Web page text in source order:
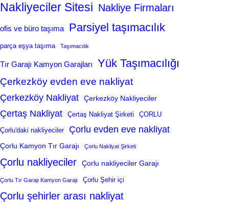
Nakliyeciler Sitesi Nakliye Firmaları
ofis ve büro taşıma Parsiyel taşımacılık
parça eşya taşıma Taşımacılık
Tır Garajı Kamyon Garajları Yük Taşımacılığı
Çerkezköy evden eve nakliyat
Çerkezköy Nakliyat Çerkezköy Nakliyeciler
Çertaş Nakliyat Çertaş Nakliyat Şirketi ÇORLU
Çorlu'daki nakliyeciler Çorlu evden eve nakliyat
Çorlu Kamyon Tır Garajı Çorlu Nakliyat Şirketi
Çorlu nakliyeciler Çorlu nakliyeciler Garajı
Çorlu Tır Garajı Kamyon Garajı Çorlu Şehir içi
Çorlu şehirler arası nakliyat